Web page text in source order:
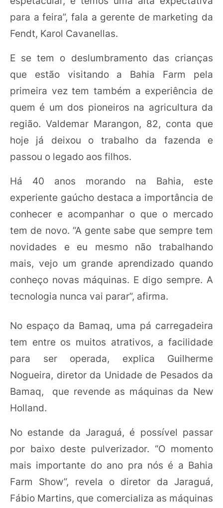
para a feira”, fala a gerente de marketing da
Fendt, Karol Cavanellas.
E se tem o deslumbramento das crianças
que estão visitando a Bahia Farm pela
primeira vez tem também a experiência de
quem é um dos pioneiros na agricultura da
região. Valdemar Marangon, 82, conta que
hoje já deixou o trabalho da fazenda e
passou o legado aos filhos.
Há 40 anos morando na Bahia, este
experiente gaúcho destaca a importância de
conhecer e acompanhar o que o mercado
tem de novo. “A gente sabe que sempre tem
novidades e eu mesmo não trabalhando
mais, vejo um grande aprendizado quando
conheço novas máquinas. E digo sempre. A
tecnologia nunca vai parar”, afirma.
No espaço da Bamaq, uma pá carregadeira
tem entre os muitos atrativos, a facilidade
para ser operada, explica Guilherme
Nogueira, diretor da Unidade de Pesados da
Bamaq, que revende as máquinas da New
Holland.
No estande da Jaraguá, é possível passar
por baixo deste pulverizador. “O momento
mais importante do ano pra nós é a Bahia
Farm Show”, revela o diretor da Jaraguá,
Fábio Martins, que comercializa as máquinas